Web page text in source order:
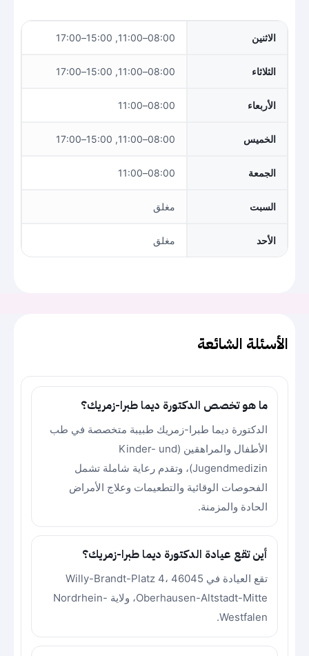
الاثنين 08:00–11:00, 15:00–17:00
الثلاثاء 08:00–11:00, 15:00–17:00
الأربعاء 08:00–11:00
الخميس 08:00–11:00, 15:00–17:00
الجمعة 08:00–11:00
السبت مغلق
الأحد مغلق
الأسئلة الشائعة
ما هو تخصص الدكتورة ديما طبرا-زمريك؟
الدكتورة ديما طبرا-زمريك طبيبة متخصصة في طب
الأطفال والمراهقين (Kinder- und
Jugendmedizin)، وتقدم رعاية شاملة تشمل
الفحوصات الوقائية والتطعيمات وعلاج الأمراض
الحادة والمزمنة.
أين تقع عيادة الدكتورة ديما طبرا-زمريك؟
تقع العيادة في Willy-Brandt-Platz 4، 46045
Oberhausen-Altstadt-Mitte، ولاية Nordrhein-
Westfalen.